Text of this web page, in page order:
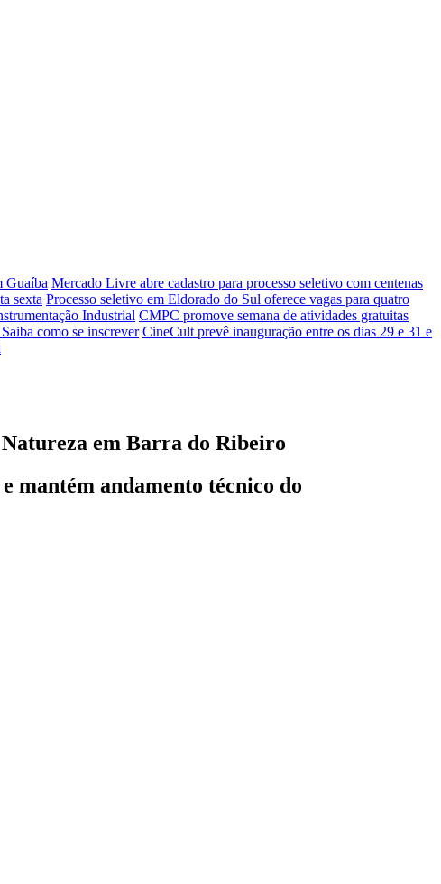
Guaíba Mercado Livre abre cadastro para processo seletivo com centenas
sexta Processo seletivo em Eldorado do Sul oferece vagas para quatro
Industrial CMPC promove semana de atividades gratuitas
como se inscrever CineCult prevê inauguração entre os dias 29 e 31 e
em Barra do Ribeiro
mantém andamento técnico do